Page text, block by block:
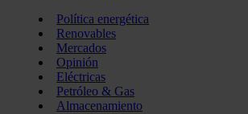
Política energética
Renovables
Mercados
Opinión
Eléctricas
Petróleo & Gas
Almacenamiento